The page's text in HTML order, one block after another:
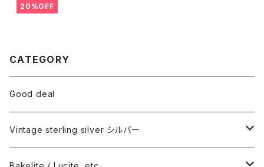
20%OFF
CATEGORY
Good deal
Vintage sterling silver シルバー
ネックレス